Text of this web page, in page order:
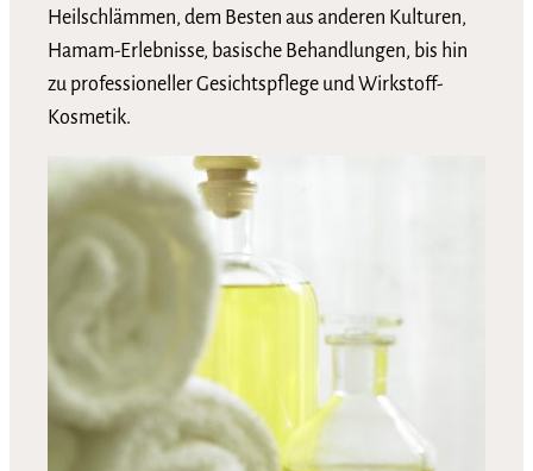
Heilschlämmen, dem Besten aus anderen Kulturen,
Hamam-Erlebnisse, basische Behandlungen, bis hin
zu professioneller Gesichtspflege und Wirkstoff-
Kosmetik.